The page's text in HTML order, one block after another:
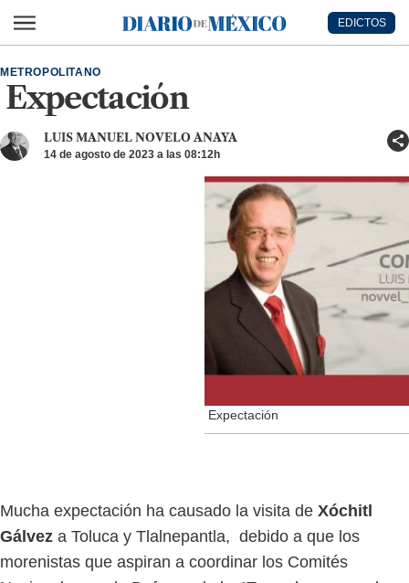
Diario de México
EDICTOS
Expectación
METROPOLITANO
LUIS MANUEL NOVELO ANAYA
14 de agosto de 2023 a las 08:12h
Expectación
Mucha expectación ha causado la visita de Xóchitl
Gálvez a Toluca y Tlalnepantla, debido a que los
morenistas que aspiran a coordinar los Comités